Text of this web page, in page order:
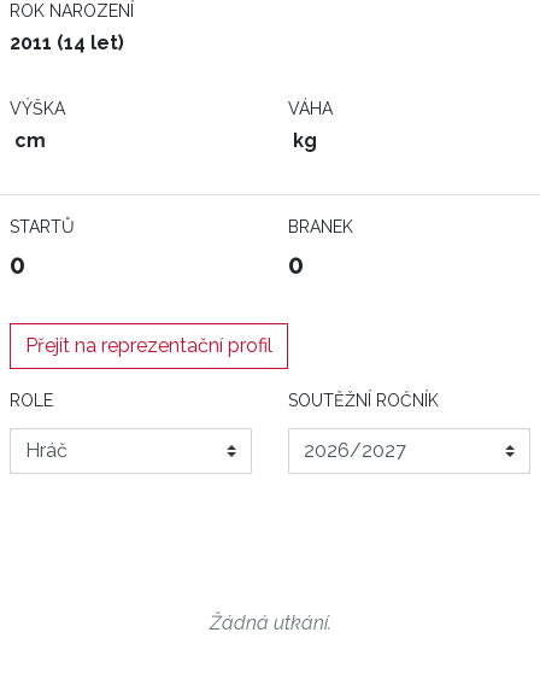
ROK NAROZENÍ
2011 (14 let)
VÝŠKA
cm
VÁHA
kg
STARTŮ
0
BRANEK
0
Přejít na reprezentační profil
ROLE SOUTĚŽNÍ ROČNÍK
Žádná utkání.